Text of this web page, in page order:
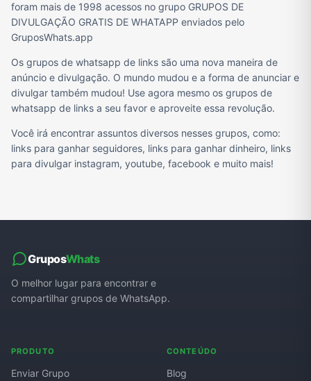
foram mais de 1998 acessos no grupo GRUPOS DE
DIVULGAÇÃO GRATIS DE WHATAPP enviados pelo
GruposWhats.app
Os grupos de whatsapp de links são uma nova maneira de
anúncio e divulgação. O mundo mudou e a forma de anunciar e
divulgar também mudou! Use agora mesmo os grupos de
whatsapp de links a seu favor e aproveite essa revolução.
Você irá encontrar assuntos diversos nesses grupos, como:
links para ganhar seguidores, links para ganhar dinheiro, links
para divulgar instagram, youtube, facebook e muito mais!
GruposWhats
O melhor lugar para encontrar e
compartilhar grupos de WhatsApp.
PRODUTO
Enviar Grupo
CONTEÚDO
Blog